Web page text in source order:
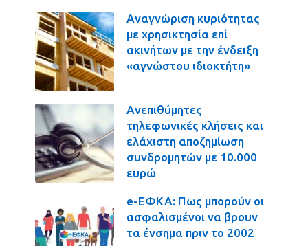
Αναγνώριση κυριότητας
με χρησικτησία επί
ακινήτων με την ένδειξη
«αγνώστου ιδιοκτήτη»
Ανεπιθύμητες
τηλεφωνικές κλήσεις και
ελάχιστη αποζημίωση
συνδρομητών με 10.000
ευρώ
e-ΕΦΚΑ: Πως μπορούν οι
ασφαλισμένοι να βρουν
τα ένσημα πριν το 2002